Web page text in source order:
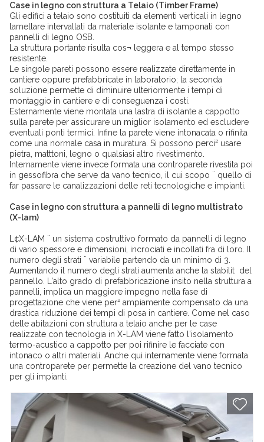
Case in legno con struttura a Telaio (Timber Frame)
Gli edifici a telaio sono costituiti da elementi verticali in legno
lamellare intervallati da materiale isolante e tamponati con
pannelli di legno OSB.
La struttura portante risulta cos¬ leggera e al tempo stesso
resistente.
Le singole pareti possono essere realizzate direttamente in
cantiere oppure prefabbricate in laboratorio; la seconda
soluzione permette di diminuire ulteriormente i tempi di
montaggio in cantiere e di conseguenza i costi.
Esternamente viene montata una lastra di isolante a cappotto
sulla parete per assicurare un miglior isolamento ed escludere
eventuali ponti termici. Infine la parete viene intonacata o rifinita
come una normale casa in muratura. Si possono perci² usare
pietra, matttoni, legno o qualsiasi altro rivestimento.
Internamente viene invece formata una controparete rivestita poi
in gessofibra che serve da vano tecnico, il cui scopo ¨ quello di
far passare le canalizzazioni delle reti tecnologiche e impianti.
Case in legno con struttura a pannelli di legno multistrato
(X-lam)
L¢X-LAM ¨ un sistema costruttivo formato da pannelli di legno
di vario spessore e dimensioni, incrociati e incollati fra di loro. Il
numero degli strati ¨ variabile partendo da un minimo di 3.
Aumentando il numero degli strati aumenta anche la stabilit del
pannello. L'alto grado di prefabbricazione insito nella struttura a
pannelli, implica un maggiore impegno nella fase di
progettazione che viene per² ampiamente compensato da una
drastica riduzione dei tempi di posa in cantiere. Come nel caso
delle abitazioni con struttura a telaio anche per le case
realizzate con tecnologia in X-LAM viene fatto l'isolamento
termo-acustico a cappotto per poi rifinire le facciate con
intonaco o altri materiali. Anche qui internamente viene formata
una controparete per permette la creazione del vano tecnico
per gli impianti.